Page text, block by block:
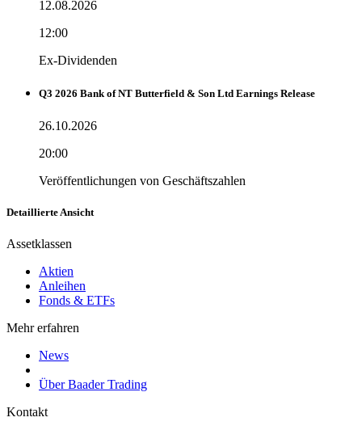
12.08.2026
12:00
Ex-Dividenden
Q3 2026 Bank of NT Butterfield & Son Ltd Earnings Release
26.10.2026
20:00
Veröffentlichungen von Geschäftszahlen
Detaillierte Ansicht
Assetklassen
Aktien
Anleihen
Fonds & ETFs
Mehr erfahren
News
Über Baader Trading
Kontakt